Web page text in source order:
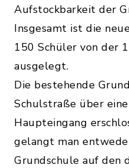
Aufstockbarkeit der
Insgesamt ist die
150 Schüler von der
ausgelegt.
Die bestehende
Schulstraße über
Haupteingang
gelangt man
Grundschule auf den